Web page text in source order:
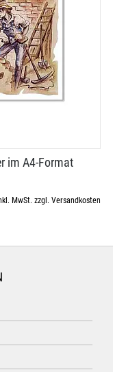
im A4-​Format
MwSt. zzgl. Versandkosten